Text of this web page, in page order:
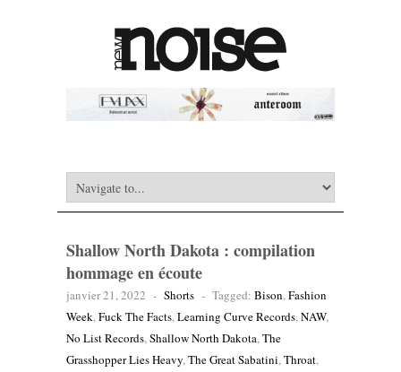
Shallow North Dakota : compilation
hommage en écoute
janvier 21, 2022 - Shorts - Tagged: Bison,Fashion
Week,Fuck The Facts,Learning Curve Records,NAW,
No List Records,Shallow North Dakota,The
Grasshopper Lies Heavy,The Great Sabatini,Throat,